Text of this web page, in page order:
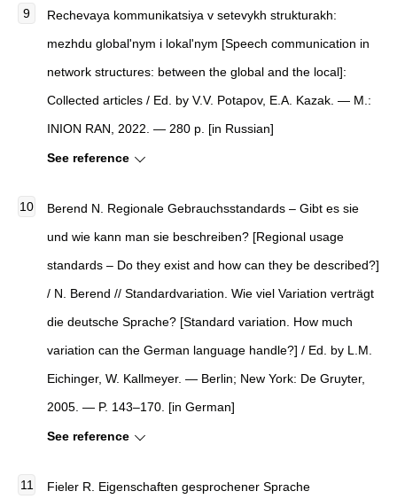
Rechevaya kommunikatsiya v setevykh strukturakh:
mezhdu global'nym i lokal'nym [Speech communication in
network structures: between the global and the local]:
Collected articles / Ed. by V.V. Potapov, E.A. Kazak. — M.:
INION RAN, 2022. — 280 p. [in Russian]
See reference
Berend N. Regionale Gebrauchsstandards – Gibt es sie
und wie kann man sie beschreiben? [Regional usage
standards – Do they exist and how can they be described?]
/ N. Berend // Standardvariation. Wie viel Variation verträgt
die deutsche Sprache? [Standard variation. How much
variation can the German language handle?] / Ed. by L.M.
Eichinger, W. Kallmeyer. — Berlin; New York: De Gruyter,
2005. — P. 143–170. [in German]
See reference
Fieler R. Eigenschaften gesprochener Sprache